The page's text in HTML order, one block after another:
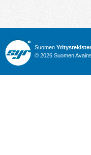
Suomen
© 2026 Suomen